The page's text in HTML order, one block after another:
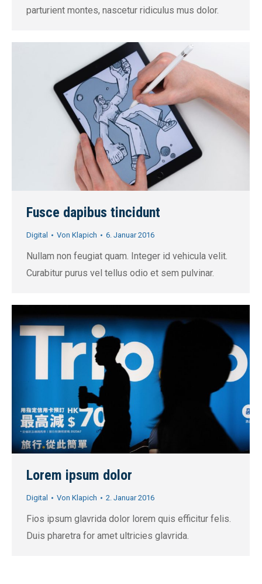
parturient montes, nascetur ridiculus mus dolor.
Fusce dapibus tincidunt
Digital Von Klapich 6. Januar 2016
Nullam non feugiat quam. Integer id vehicula velit.
Curabitur purus vel tellus odio et sem pulvinar.
Lorem ipsum dolor
Digital Von Klapich 2. Januar 2016
Fios ipsum glavrida dolor lorem quis efficitur felis.
Duis pharetra for amet ultricies glavrida.